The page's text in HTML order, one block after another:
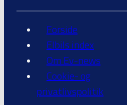
Forside
Elbils index
Om Ev-news
Cookie- og
privatlivspolitik